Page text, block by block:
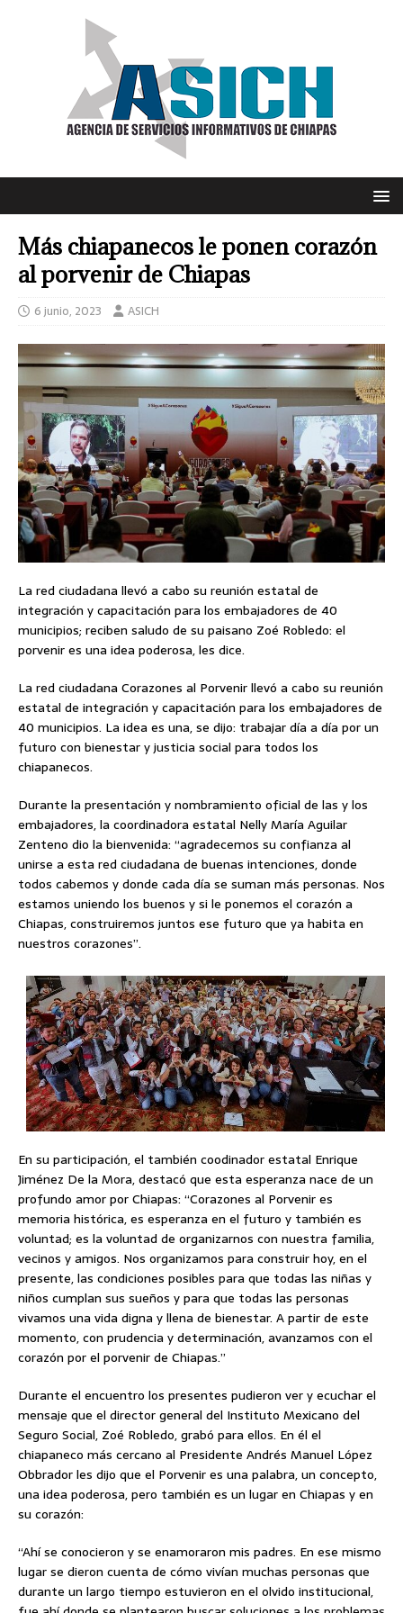
Más chiapanecos le ponen corazón
al porvenir de Chiapas
6 junio, 2023 ASICH
La red ciudadana llevó a cabo su reunión estatal de
integración y capacitación para los embajadores de 40
municipios; reciben saludo de su paisano Zoé Robledo: el
porvenir es una idea poderosa, les dice.
La red ciudadana Corazones al Porvenir llevó a cabo su reunión
estatal de integración y capacitación para los embajadores de
40 municipios. La idea es una, se dijo: trabajar día a día por un
futuro con bienestar y justicia social para todos los
chiapanecos.
Durante la presentación y nombramiento oficial de las y los
embajadores, la coordinadora estatal Nelly María Aguilar
Zenteno dio la bienvenida: “agradecemos su confianza al
unirse a esta red ciudadana de buenas intenciones, donde
todos cabemos y donde cada día se suman más personas. Nos
estamos uniendo los buenos y si le ponemos el corazón a
Chiapas, construiremos juntos ese futuro que ya habita en
nuestros corazones”.
En su participación, el también coodinador estatal Enrique
Jiménez De la Mora, destacó que esta esperanza nace de un
profundo amor por Chiapas: “Corazones al Porvenir es
memoria histórica, es esperanza en el futuro y también es
voluntad; es la voluntad de organizarnos con nuestra familia,
vecinos y amigos. Nos organizamos para construir hoy, en el
presente, las condiciones posibles para que todas las niñas y
niños cumplan sus sueños y para que todas las personas
vivamos una vida digna y llena de bienestar. A partir de este
momento, con prudencia y determinación, avanzamos con el
corazón por el porvenir de Chiapas.”
Durante el encuentro los presentes pudieron ver y ecuchar el
mensaje que el director general del Instituto Mexicano del
Seguro Social, Zoé Robledo, grabó para ellos. En él el
chiapaneco más cercano al Presidente Andrés Manuel López
Obbrador les dijo que el Porvenir es una palabra, un concepto,
una idea poderosa, pero también es un lugar en Chiapas y en
su corazón:
“Ahí se conocieron y se enamoraron mis padres. En ese mismo
lugar se dieron cuenta de cómo vivían muchas personas que
durante un largo tiempo estuvieron en el olvido institucional,